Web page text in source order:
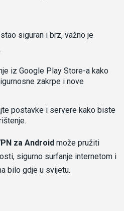
siguran i brz, važno je
iz Google Play Store-a kako
zakrpe i nove
postavke i servere kako biste
za Android može pružiti
sigurno surfanje internetom i
bilo gdje u svijetu.